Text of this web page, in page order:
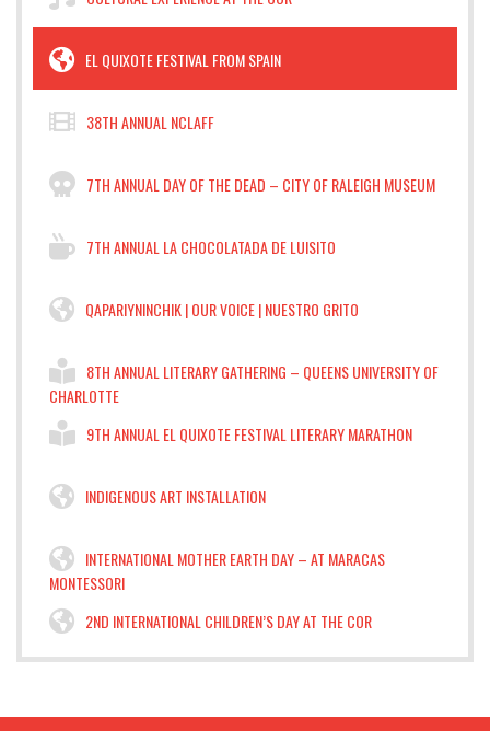
EL QUIXOTE FESTIVAL FROM SPAIN
38TH ANNUAL NCLAFF
7TH ANNUAL DAY OF THE DEAD – CITY OF RALEIGH MUSEUM
7TH ANNUAL LA CHOCOLATADA DE LUISITO
QAPARIYNINCHIK | OUR VOICE | NUESTRO GRITO
8TH ANNUAL LITERARY GATHERING – QUEENS UNIVERSITY OF
CHARLOTTE
9TH ANNUAL EL QUIXOTE FESTIVAL LITERARY MARATHON
INDIGENOUS ART INSTALLATION
INTERNATIONAL MOTHER EARTH DAY – AT MARACAS
MONTESSORI
2ND INTERNATIONAL CHILDREN’S DAY AT THE COR